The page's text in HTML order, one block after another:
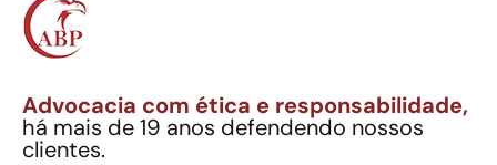
Advocacia com ética e responsabilidade,
há mais de 19 anos defendendo nossos
clientes.